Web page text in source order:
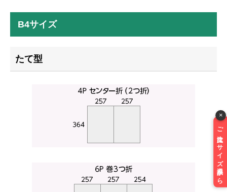
×
ご注文はサイズ選択から
B4サイズ
たて型